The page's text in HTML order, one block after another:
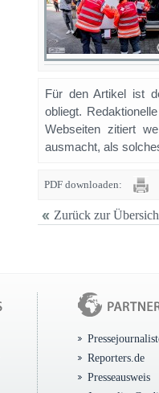
Für den Artikel ist
obliegt.
Webseiten zitiert
ausmacht, als
PDF downloaden:
Zurück zur
Reporters.de
Presseausweis